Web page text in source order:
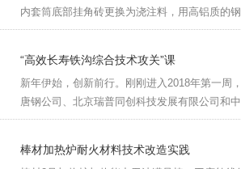
内套筒底部挂角砖更换为浇注料，用高铝质的
“高效长寿铁沟综合技术攻关”课
新年伊始，创新前行。刚刚进入2018年第一周
唐钢公司、北京瑞普同创科技发展有限公司和
棒材加热炉耐火材料技术改造实践